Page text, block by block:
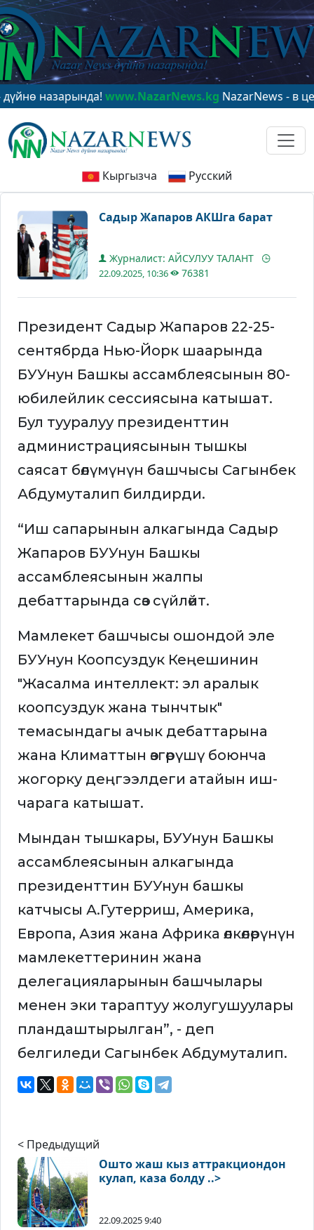
www.NazarNews.kgNazarNews - в центре
Кыргызча Русский
Садыр Жапаров АКШга барат
Журналист: АЙСУЛУУ ТАЛАНТ
22.09.2025, 10:36 76381
Президент Садыр Жапаров 22-25-
сентябрда Нью-Йорк шаарында
БУУнун Башкы ассамблеясынын 80-
юбилейлик сессиясына катышат.
Бул тууралуу президенттин
администрациясынын тышкы
саясат бөлүмүнүн башчысы Сагынбек
Абдумуталип билдирди.
“Иш сапарынын алкагында Садыр
Жапаров БУУнун Башкы
ассамблеясынын жалпы
дебаттарында сөз сүйлөйт.
Мамлекет башчысы ошондой эле
БУУнун Коопсуздук Кеңешинин
"Жасалма интеллект: эл аралык
коопсуздук жана тынчтык"
темасындагы ачык дебаттарына
жана Климаттын өзгөрүшү боюнча
жогорку деңгээлдеги атайын иш-
чарага катышат.
Мындан тышкары, БУУнун Башкы
ассамблеясынын алкагында
президенттин БУУнун башкы
катчысы А.Гутерриш, Америка,
Европа, Азия жана Африка өлкөлөрүнүн
мамлекеттеринин жана
делегацияларынын башчылары
менен эки тараптуу жолугушуулары
пландаштырылган”, - деп
белгиледи Сагынбек Абдумуталип.
< Предыдущий
Ошто жаш кыз аттракциондон
кулап, каза болду ..>
22.09.2025 9:40